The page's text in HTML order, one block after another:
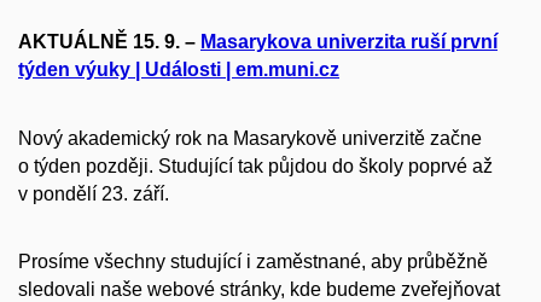
AKTUÁLNĚ 15. 9. – Masarykova univerzita ruší první
týden výuky | Události | em.muni.cz
Nový akademický rok na Masarykově univerzitě začne
o týden později. Studující tak půjdou do školy poprvé až
v pondělí 23. září.
Prosíme všechny studující i zaměstnané, aby průběžně
sledovali naše webové stránky, kde budeme zveřejňovat